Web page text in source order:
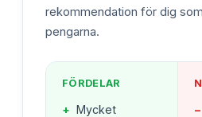
rekommendation för dig
pengarna.
FÖRDELAR
+ Mycket
−